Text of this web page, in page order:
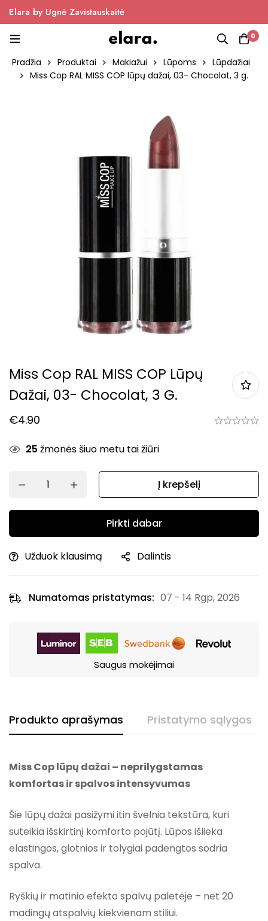
Elara by Ugnė Zavistauskaitė
0
Pradžia Produktai Makiažui Lūpoms
Lūpdažiai
Miss Cop RAL MISS COP lūpų dažai, 03- Chocolat, 3 g.
Miss Cop RAL MISS COP Lūpų
Dažai, 03- Chocolat, 3 G.
€4.90
25 žmonės šiuo metu tai žiūri
Į krepšelį
Pirkti dabar
Užduok klausimą Dalintis
Numatomas pristatymas: 07 - 14 Rgp, 2026
Saugus mokėjimai
Produkto aprašymas Pristatymo sąlygos
Miss Cop lūpų dažai – neprilygstamas
komfortas ir spalvos intensyvumas
Šie lūpų dažai pasižymi itin švelnia tekstūra, kuri
suteikia išskirtinį komforto pojūtį. Lūpos išlieka
elastingos, glotnios ir tolygiai padengtos sodria
spalva.
Ryškių ir matinio efekto spalvų paletėje – net 20
madingų atspalvių kiekvienam stiliui.